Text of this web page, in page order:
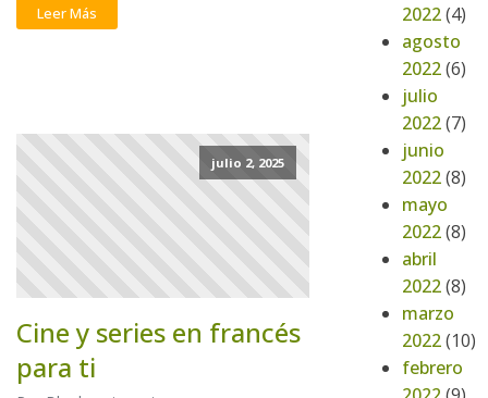
Leer Más
julio 2, 2025
Cine y series en francés
para ti
2022(4)
agosto
2022(6)
julio
2022(7)
junio
2022(8)
mayo
2022(8)
abril
2022(8)
marzo
2022(10)
febrero